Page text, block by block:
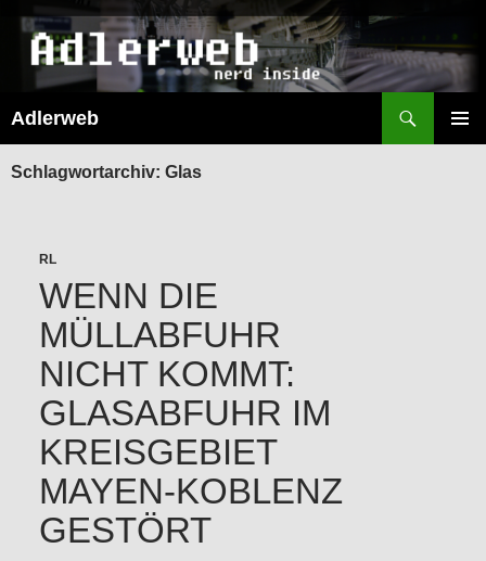
Adlerweb
SPRINGEN
Schlagwortarchiv: Glas
RL
WENN DIE
MÜLLABFUHR
NICHT KOMMT:
GLASABFUHR IM
KREISGEBIET
MAYEN-KOBLENZ
GESTÖRT